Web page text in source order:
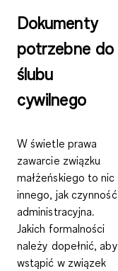
Dokumenty
potrzebne do
ślubu
cywilnego
W świetle prawa
zawarcie związku
małżeńskiego to nic
innego, jak czynność
administracyjna.
Jakich formalności
należy dopełnić, aby
wstąpić w związek